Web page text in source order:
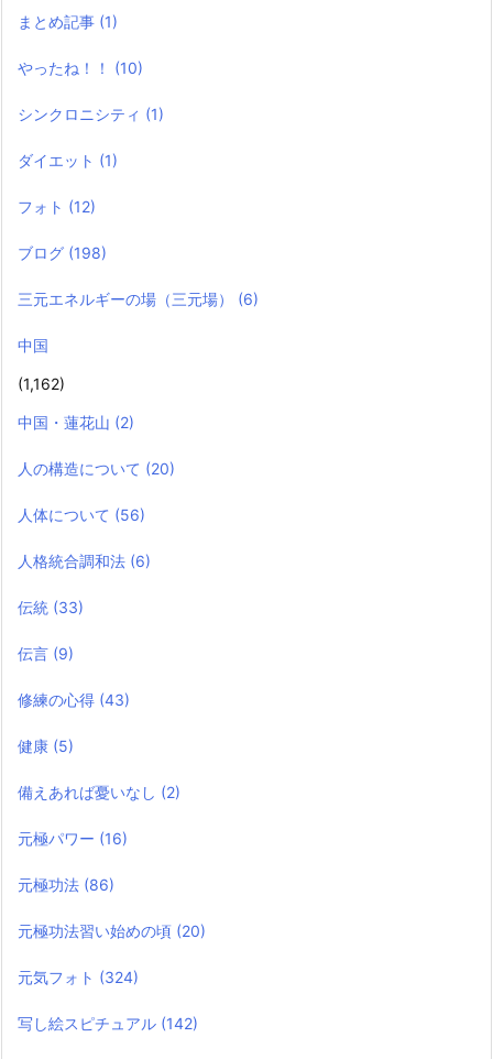
まとめ記事 (1)
やったね！！ (10)
シンクロニシティ (1)
ダイエット (1)
フォト (12)
ブログ (198)
三元エネルギーの場（三元場） (6)
中国
(1,162)
中国・蓮花山 (2)
人の構造について (20)
人体について (56)
人格統合調和法 (6)
伝統 (33)
伝言 (9)
修練の心得 (43)
健康 (5)
備えあれば憂いなし (2)
元極パワー (16)
元極功法 (86)
元極功法習い始めの頃 (20)
元気フォト (324)
写し絵スピチュアル (142)